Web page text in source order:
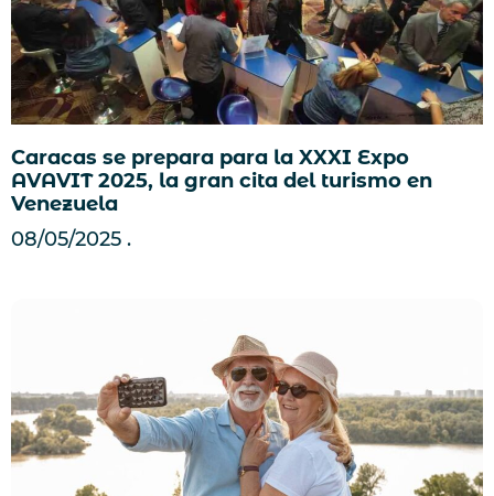
Caracas se prepara para la XXXI Expo
AVAVIT 2025, la gran cita del turismo en
Venezuela
08/05/2025